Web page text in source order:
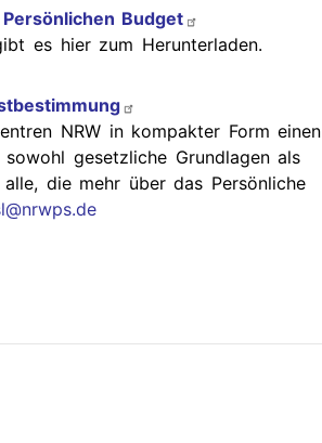
Budget
es hier zum Herunterladen.
NRW in kompakter Form einen
gesetzliche Grundlagen als
die mehr über das Persönliche